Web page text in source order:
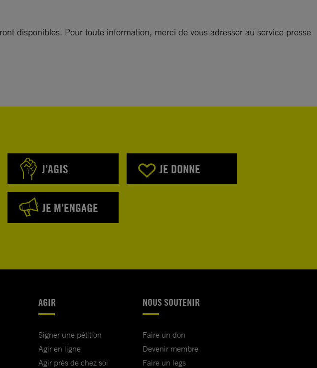
disponibles. Pour toute information, merci de vous adresser au service presse
J’AGIS JE DONNE
JE M’ENGAGE
AGIR
Signer une pétition
Agir en ligne
Agir près de chez soi
NOUS SOUTENIR
Faire un don
Devenir membre
Faire un legs